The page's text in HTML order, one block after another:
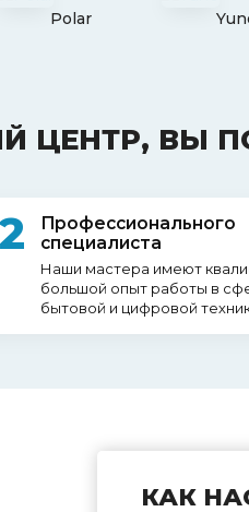
Polar
ЦЕНТР, ВЫ
Профессионального
специалиста
Наши мастера имеют
большой опыт работы в
бытовой и цифровой
КАК